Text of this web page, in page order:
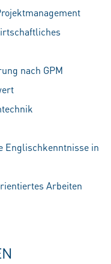
nach GPM
Englischkenntnisse in
Arbeiten